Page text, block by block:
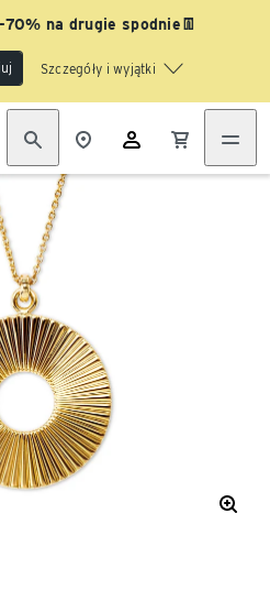
na drugie spodnie👖
Szczegóły i wyjątki